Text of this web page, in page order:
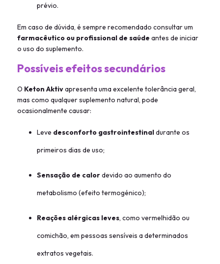
prévio.
Em caso de dúvida, é sempre recomendado consultar um
farmacêutico ou profissional de saúde antes de iniciar
o uso do suplemento.
Possíveis efeitos secundários
O Keton Aktivapresenta uma excelente tolerância geral,
mas como qualquer suplemento natural, pode
ocasionalmente causar:
Leve desconforto gastrointestinaldurante os
primeiros dias de uso;
Sensação de calordevido ao aumento do
metabolismo (efeito termogénico);
Reações alérgicas leves, como vermelhidão ou
comichão, em pessoas sensíveis a determinados
extratos vegetais.